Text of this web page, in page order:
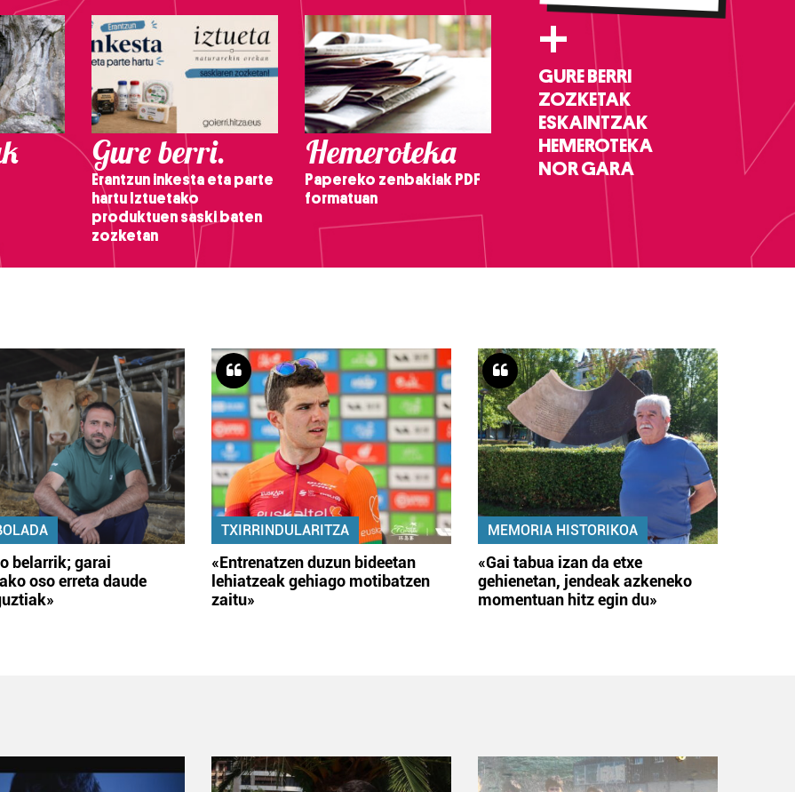
Gure berri.
Erantzun inkesta eta parte
hartu Iztuetako
produktuen saski baten
zozketan
Hemeroteka
Papereko zenbakiak PDF
formatuan
+
GURE BERRI
ZOZKETAK
ESKAINTZAK
HEMEROTEKA
NOR GARA
belarrik; garai
oso erreta daude
TXIRRINDULARITZA
«Entrenatzen duzun bideetan
lehiatzeak gehiago motibatzen
zaitu»
MEMORIA HISTORIKOA
«Gai tabua izan da etxe
gehienetan, jendeak azkeneko
momentuan hitz egin du»